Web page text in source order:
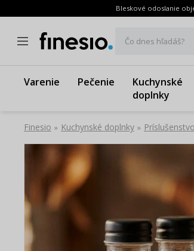
Bleskové odoslanie
Čo dnes hľadáš?
Varenie Pečenie
Kuchynské
doplnky
Finesio » Kuchynské doplnky »